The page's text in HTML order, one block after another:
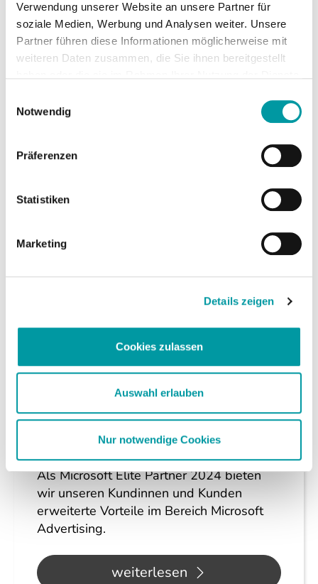
Verwendung unserer Website an unsere Partner für
soziale Medien, Werbung und Analysen weiter. Unsere
Partner führen diese Informationen möglicherweise mit
weiteren Daten zusammen, die Sie ihnen bereitgestellt
Notwendig
Präferenzen
Statistiken
Marketing
Details zeigen
Cookies zulassen
Auswahl erlauben
Nur notwendige Cookies
Partnerschaften
29.02.2024
Krick ist Google Premium Partner 2024
Partner – und zählen damit wieder zu den
Top 3 % der Google Partner in
Partnerschaften
16.02.2024
Krick ist Microsoft Advertising Elite
Partner 2024
Als Microsoft Elite Partner 2024 bieten
wir unseren Kundinnen und Kunden
erweiterte Vorteile im Bereich Microsoft
Advertising.
weiterlesen